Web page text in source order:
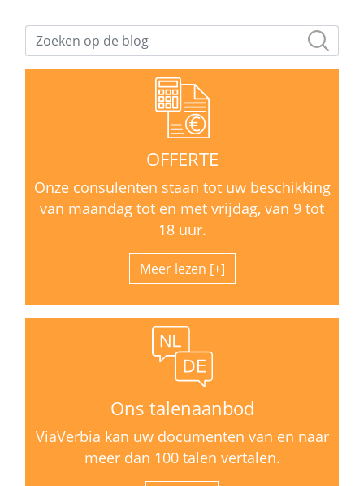
OFFERTE
Onze consulenten staan tot uw beschikking
van maandag tot en met vrijdag, van 9 tot
18 uur.
Meer lezen
Ons talenaanbod
ViaVerbia kan uw documenten van en naar
meer dan 100 talen vertalen.